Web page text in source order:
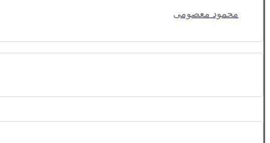
محمود معصومی